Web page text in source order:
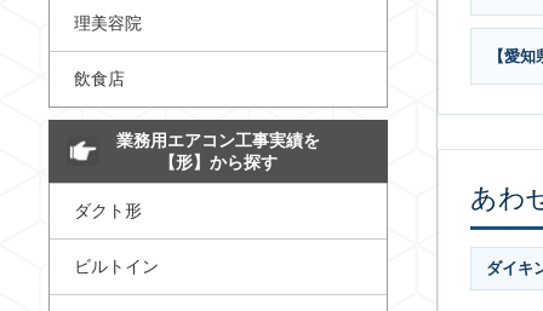
【愛
あわ
ダイキ
理美容院
飲食店
業務用エアコン工事実績を
【形】から探す
ダクト形
ビルトイン